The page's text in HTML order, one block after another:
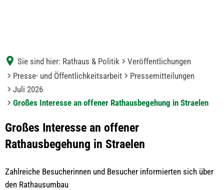
Sie sind hier: Rathaus & Politik
Veröffentlichungen
Presse- und Öffentlichkeitsarbeit
Pressemitteilungen
Juli 2026
Großes Interesse an offener Rathausbegehung in Straelen
Großes Interesse an offener
Rathausbegehung in Straelen
Zahlreiche Besucherinnen und Besucher informierten sich über
den Rathausumbau